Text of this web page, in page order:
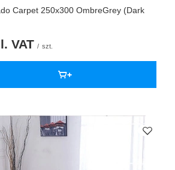
Carpet 250x300 OmbreGrey (Dark
VAT / szt.